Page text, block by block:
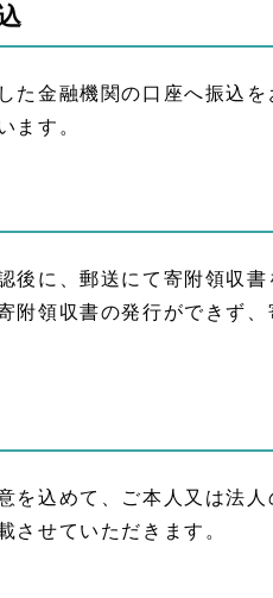
た金融機関の口座へ振込を
ます。
後に、郵送にて寄附領収書
附領収書の発行ができず
を込めて、ご本人又は法
させていただきます。